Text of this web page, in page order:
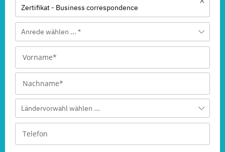
Zertifikat - Business correspondence
Anrede wählen ... *
Ländervorwahl wählen ...